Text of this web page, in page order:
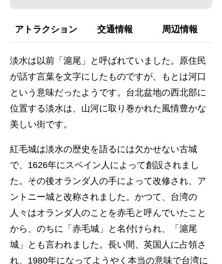
アトラクション 交通情報 周辺情報
淡水は以前「滬尾」と呼ばれていました。原住民
が話す言葉を文字にしたものですが、もとは河口
という意味だったようです。台北盆地の西北部に
位置する淡水は、山河に取り巻かれた風情豊かな
美しい街です。
紅毛城は淡水の歴史を語るには欠かせない古城
で、1626年にスペイン人によって創設されまし
た。その後オランダ人の手によって改修され、ア
ントニー城と改称されました。かつて、台湾の
人々はオランダ人のことを赤毛と呼んでいたこと
から、のちに「赤毛城」と名付けられ、「滬尾
城」とも言われました。長い間、英国人に占領さ
れ、1980年になってようやく本当の意味で台湾に